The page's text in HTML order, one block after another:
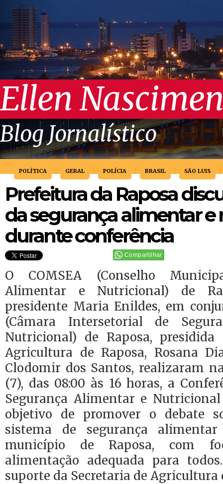
Ellen
Blog Jornalístico
POLÍTICA GERAL POLÍCIA BRASIL SÃO LUIS
Prefeitura da Raposa
da segurança alimentar e
durante conferência
Compartilhar
O COMSEA (Conselho
Alimentar e Nutricional) de
presidente Maria Enildes, em
(Câmara Intersetorial de
Nutricional) de Raposa,
Agricultura de Raposa, Rosana
Clodomir dos Santos, realizaram
(7), das 08:00 às 16 horas, a
Segurança Alimentar e
objetivo de promover o debate
sistema de segurança
município de Raposa, com
alimentação adequada para
suporte da Secretaria de